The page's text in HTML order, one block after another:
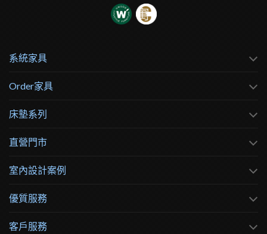
系統家具
Order家具
床墊系列
直營門市
室內設計案例
優質服務
客戶服務